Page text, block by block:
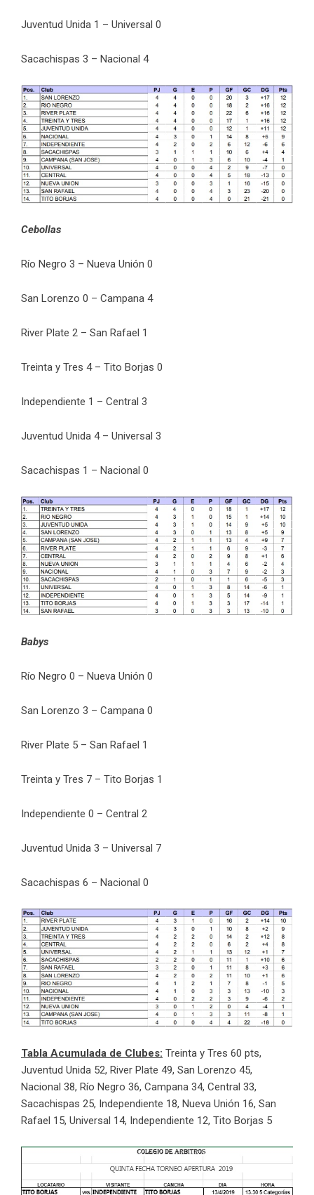
Juventud Unida 1 – Universal 0
Sacachispas 3 – Nacional 4
Cebollas
Río Negro 3 – Nueva Unión 0
San Lorenzo 0 – Campana 4
River Plate 2 – San Rafael 1
Treinta y Tres 4 – Tito Borjas 0
Independiente 1 – Central 3
Juventud Unida 4 – Universal 3
Sacachispas 1 – Nacional 0
Babys
Río Negro 0 – Nueva Unión 0
San Lorenzo 3 – Campana 0
River Plate 5 – San Rafael 1
Treinta y Tres 7 – Tito Borjas 1
Independiente 0 – Central 2
Juventud Unida 3 – Universal 7
Sacachispas 6 – Nacional 0
Tabla Acumulada de Clubes: Treinta y Tres 60 pts,
Juventud Unida 52, River Plate 49, San Lorenzo 45,
Nacional 38, Río Negro 36, Campana 34, Central 33,
Sacachispas 25, Independiente 18, Nueva Unión 16, San
Rafael 15, Universal 14, Independiente 12, Tito Borjas 5